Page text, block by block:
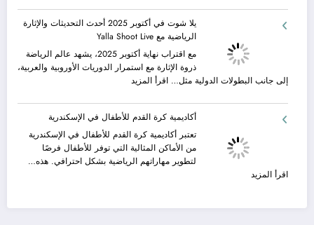
وجمال
النيل
شركة
جلوبال
يمكن
الحصول
على
خدمات
نقل
وخالية
من
المفاجآت
تطور
مهاراتك
الكروية
من
خلال
يلا شوت في أكتوبر 2025 أحدث التحديثات والإثارة
الرياضية مع Yalla Shoot Live
مع اقتراب نهاية أكتوبر 2025، يشهد عالم الرياضة
ذروة الإثارة مع استمرار الدوريات الأوروبية والعربية،
إلى جانب البطولات الدولية مثل… اقرأ المزيد
:
شوت
في
أكتوبر
2025
أحدث
أكاديمية كرة القدم للأطفال في الإسكندرية
تعتبر أكاديمية كرة القدم للأطفال في الإسكندرية
من الأماكن المثالية التي توفر للأطفال فرصًا
لتطوير مهاراتهم الرياضية بشكل احترافي. هذه…
اقرأ المزيد
: